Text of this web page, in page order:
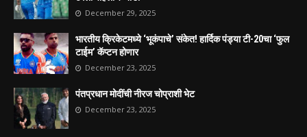
December 29, 2025
भारतीय क्रिकेटमध्ये ‘भूकंपाचे’ संकेत! हार्दिक पंड्या टी-20चा ‘फुल
टाईम’ कॅप्टन होणार
December 23, 2025
पंतप्रधान मोदींची नीरज चोप्राशी भेट
December 23, 2025